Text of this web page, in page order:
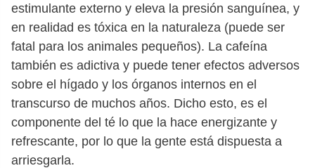
estimulante externo y eleva la presión sanguínea, y
en realidad es tóxica en la naturaleza (puede ser
fatal para los animales pequeños). La cafeína
también es adictiva y puede tener efectos adversos
sobre el hígado y los órganos internos en el
transcurso de muchos años. Dicho esto, es el
componente del té lo que la hace energizante y
refrescante, por lo que la gente está dispuesta a
arriesgarla.